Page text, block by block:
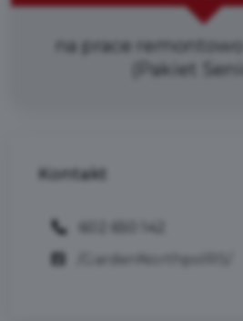
na prace
(Pakiet
Kontakt